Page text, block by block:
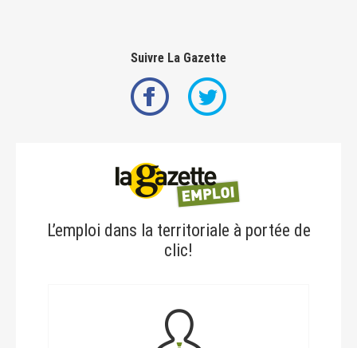
Suivre La Gazette
L’emploi dans la territoriale à portée de
clic!